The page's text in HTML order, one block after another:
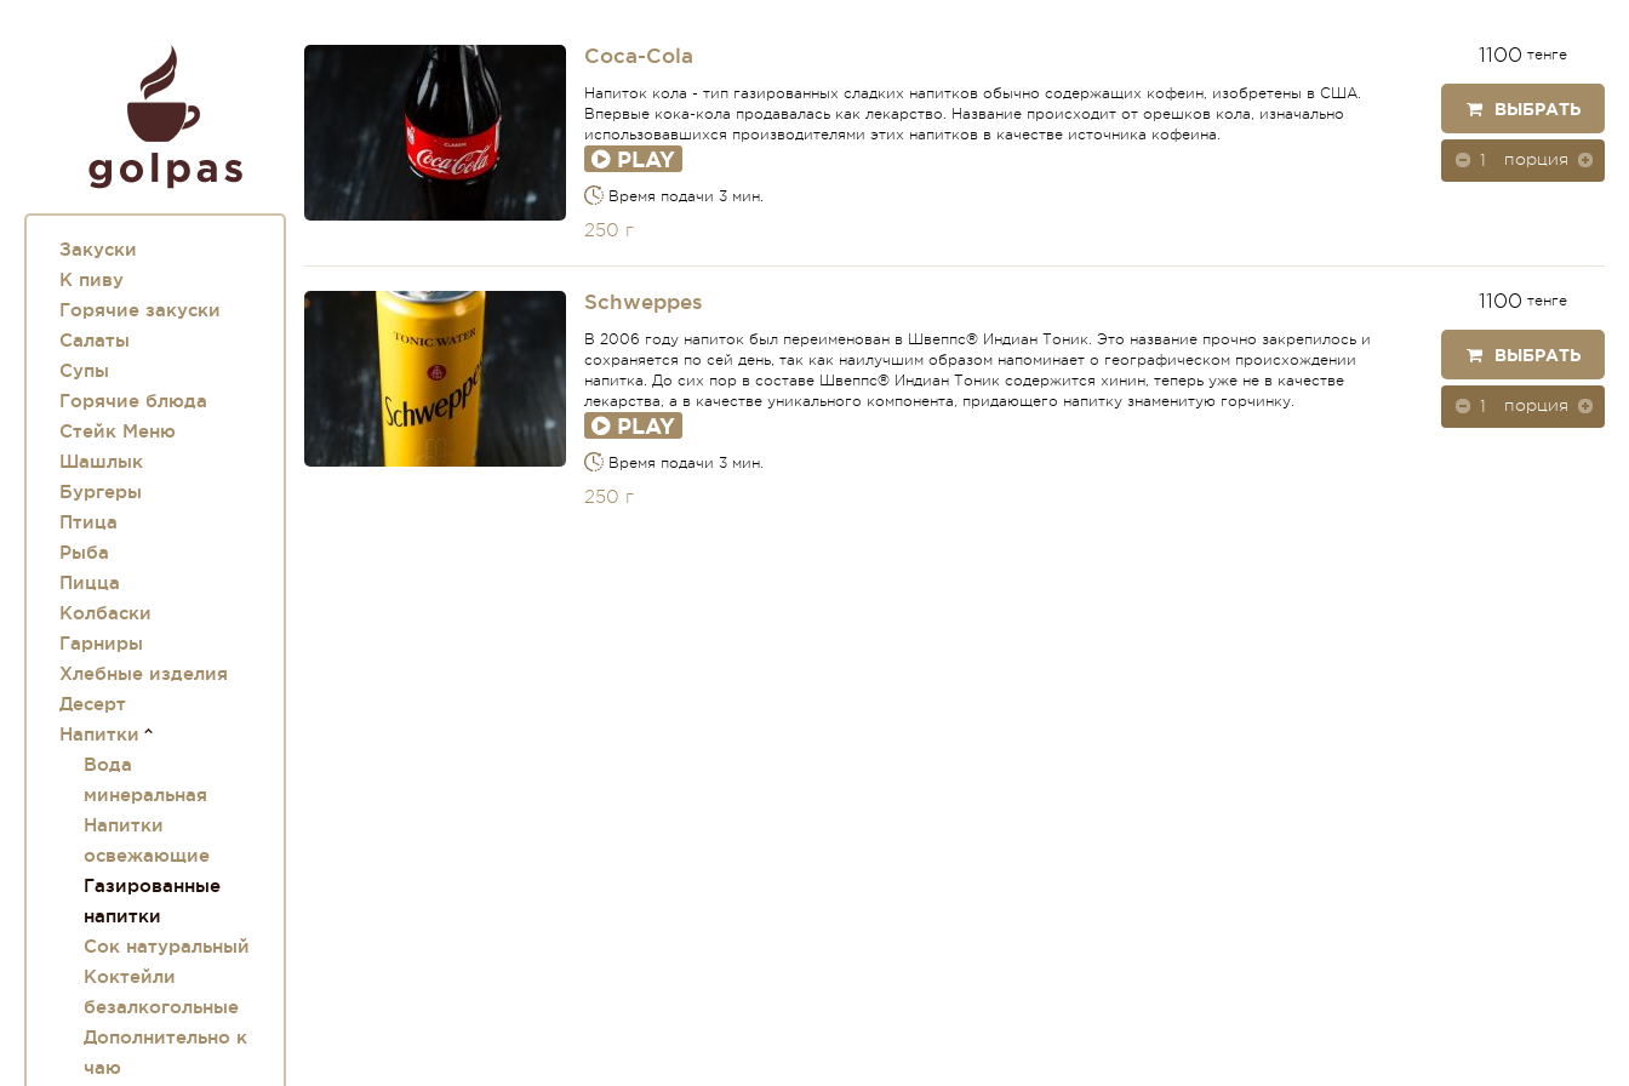
Закуски
К пиву
Горячие закуски
Салаты
Супы
Горячие блюда
Стейк Меню
Шашлык
Бургеры
Птица
Рыба
Пицца
Колбаски
Гарниры
Хлебные изделия
Десерт
Напитки
Вода
минеральная
Напитки
освежающие
Газированные
напитки
Сок натуральный
Коктейли
безалкогольные
Дополнительно к
чаю
Coca-Cola
Напиток кола - тип газированных сладких напитков обычно содержащих кофеин, изобретены в США.
Впервые кока-кола продавалась как лекарство. Название происходит от орешков кола, изначально
использовавшихся производителями этих напитков в качестве источника кофеина.
PLAY
Время подачи 3 мин.
250 г
1100 тенге
ВЫБРАТЬ
порция
Schweppes
В 2006 году напиток был переименован в Швеппс® Индиан Тоник. Это название прочно закрепилось и
сохраняется по сей день, так как наилучшим образом напоминает о географическом происхождении
напитка. До сих пор в составе Швеппс® Индиан Тоник содержится хинин, теперь уже не в качестве
лекарства, а в качестве уникального компонента, придающего напитку знаменитую горчинку.
PLAY
Время подачи 3 мин.
250 г
1100 тенге
ВЫБРАТЬ
порция